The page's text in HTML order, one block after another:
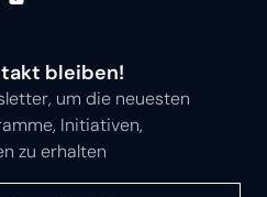
bleiben!
um die neuesten
Initiativen,
zu erhalten